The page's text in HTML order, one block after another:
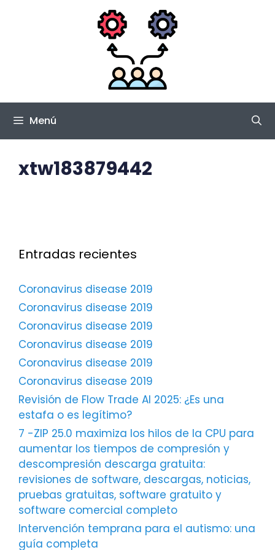
Menú
xtw183879442
Entradas recientes
Coronavirus disease 2019
Coronavirus disease 2019
Coronavirus disease 2019
Coronavirus disease 2019
Coronavirus disease 2019
Coronavirus disease 2019
Revisión de Flow Trade AI 2025: ¿Es una
estafa o es legítimo?
7 -ZIP 25.0 maximiza los hilos de la CPU para
aumentar los tiempos de compresión y
descompresión descarga gratuita:
revisiones de software, descargas, noticias,
pruebas gratuitas, software gratuito y
software comercial completo
Intervención temprana para el autismo: una
guía completa